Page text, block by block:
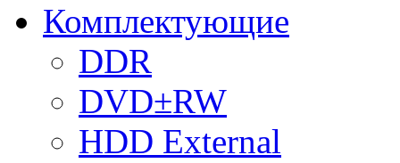
Комплектующие
DDR
DVD±RW
HDD External